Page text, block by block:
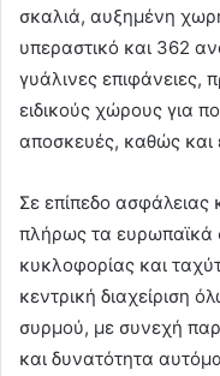
σκαλιά, αυξημένη
υπεραστικό και 362
γυάλινες επιφάνειες,
ειδικούς χώρους για
αποσκευές, καθώς
Σε επίπεδο ασφάλειας
πλήρως τα ευρωπαϊκά
κυκλοφορίας και
κεντρική διαχείριση
συρμού, με συνεχή
και δυνατότητα